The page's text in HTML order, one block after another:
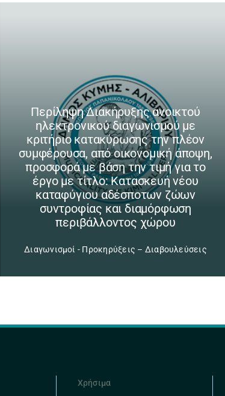
Περίληψη Διακήρυξης ανοικτού
ηλεκτρονικού διαγωνισμού με
κριτήριο κατακύρωσης την πλέον
συμφέρουσα, από οικονομική άποψη,
προσφορά με βάση την τιμή για το
έργο με τίτλο: Κατασκευή νέου
καταφύγιου αδέσποτων ζώων
συντροφίας και διαμόρφωση
περιβάλλοντος χώρου
Διαγωνισμοί - Προκηρύξεις – Διαβουλεύσεις
Χρήσιμα